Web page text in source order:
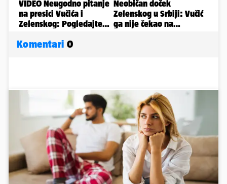
Komentari 0